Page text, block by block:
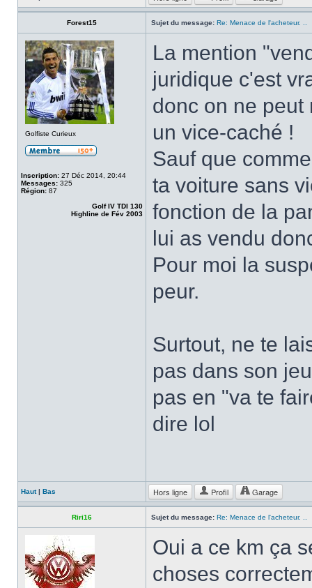
Forest15 Sujet du message: Re: Menace de l'acheteur. ..
Golfiste Curieux
Inscription: 27 Déc 2014, 20:44
Messages: 325
Région: 87
Golf IV TDI 130
Highline de Fév 2003
La mention
juridique c'est
donc on ne peut
un vice-caché !
Sauf que
ta voiture sans
fonction de la
lui as vendu
Pour moi la
peur.
Surtout, ne te
pas dans son
pas en "va te
dire lol
Haut| Bas Hors ligne Profil Garage
Riri16 Sujet du message: Re: Menace de l'acheteur. ..
Oui a ce km ça
choses